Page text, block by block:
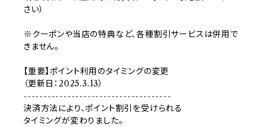
さい）
※クーポンや当店の特典など、各種割引サービスは併用で
きません。
【重要】ポイント利用のタイミングの変更
（更新日：2025.3.13）
-------------------------------------
決済方法により、ポイント割引を受けられる
タイミングが変わりました。